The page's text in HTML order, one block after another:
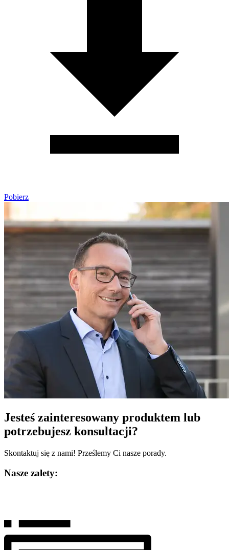
Pobierz
Jesteś zainteresowany produktem lub
potrzebujesz konsultacji?
Skontaktuj się z nami! Prześlemy Ci nasze porady.
Nasze zalety: